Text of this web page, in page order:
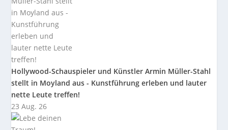
Hollywood-Schauspieler und Künstler Armin Müller-Stahl
stellt in Moyland aus - Kunstführung erleben und lauter
nette Leute treffen!
23 Aug. 26